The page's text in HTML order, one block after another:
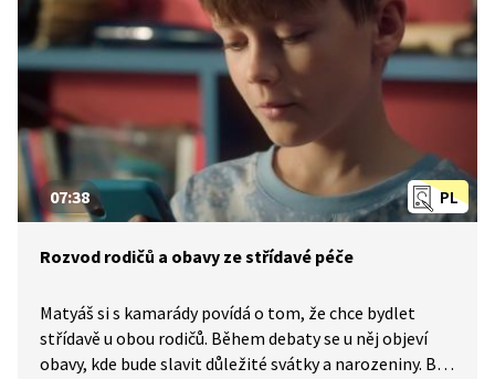
doprovodí, aby mu náročnou situaci alespoň trochu
ulehčila.
PL
07:38
Rozvod rodičů a obavy ze střídavé péče
Matyáš si s kamarády povídá o tom, že chce bydlet
střídavě u obou rodičů. Během debaty se u něj objeví
obavy, kde bude slavit důležité svátky a narozeniny. Bojí